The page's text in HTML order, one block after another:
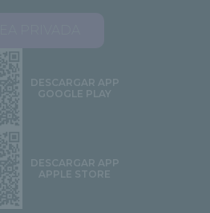
DESCARGAR APP
GOOGLE PLAY
DESCARGAR APP
APPLE STORE